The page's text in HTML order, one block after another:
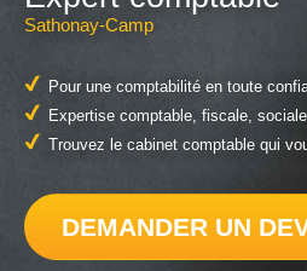
Sathonay-Camp
Pour une comptabilité en toute
Expertise comptable, fiscale,
Trouvez le cabinet comptable qui
DEMANDER UN